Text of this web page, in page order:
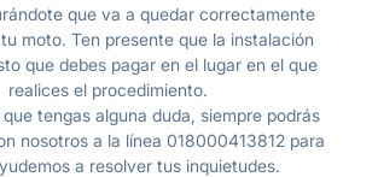
que va a quedar correctamente
moto. Ten presente que la instalación
que debes pagar en el lugar en el que
realices el procedimiento.
que tengas alguna duda, siempre podrás
nosotros a la línea 018000413812 para
a resolver tus inquietudes.